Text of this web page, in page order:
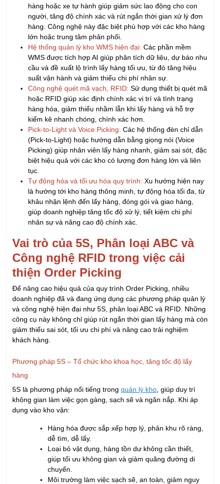
hàng hoặc xe tự hành giúp giảm sức lao động cho con
người, tăng độ chính xác và rút ngắn thời gian xử lý đơn
hàng. Công nghệ này đặc biệt phù hợp với các kho hàng
lớn hoặc trung tâm phân phối.
Hệ thống quản lý kho WMS hiện đại: Các phần mềm
WMS được tích hợp AI giúp phân tích dữ liệu, dự báo nhu
cầu và đề xuất lộ trình lấy hàng tối ưu, từ đó tăng hiệu
suất vận hành và giảm thiểu chi phí nhân sự.
Công nghệ quét mã vạch, RFID: Sử dụng thiết bị quét mã
hoặc RFID giúp xác định chính xác vị trí và tình trạng
hàng hóa, giảm thiểu nhầm lẫn khi lấy hàng và hỗ trợ
kiểm kê nhanh chóng, chính xác hơn.
Pick-to-Light và Voice Picking: Các hệ thống đèn chỉ dẫn
(Pick-to-Light) hoặc hướng dẫn bằng giọng nói (Voice
Picking) giúp nhân viên lấy hàng nhanh, giảm sai sót, đặc
biệt hiệu quả với các kho có lượng đơn hàng lớn và liên
tục.
Tự động hóa và tối ưu hóa quy trình: Xu hướng hiện nay
là hướng tới kho hàng thông minh, tự động hóa tối đa, từ
khâu nhận lệnh đến lấy hàng, đóng gói và giao hàng,
giúp doanh nghiệp tăng tốc độ xử lý, tiết kiệm chi phí
nhân sự và nâng cao độ chính xác.
Vai trò của 5S, Phân loại ABC và
Công nghệ RFID trong việc cải
thiện Order Picking
Để nâng cao hiệu quả của quy trình Order Picking, nhiều
doanh nghiệp đã và đang ứng dụng các phương pháp quản lý
và công nghệ hiện đại như 5S, phân loại ABC và RFID. Những
công cụ này không chỉ giúp rút ngắn thời gian lấy hàng mà còn
giảm thiểu sai sót, tối ưu chi phí và nâng cao trải nghiệm
khách hàng.
Phương pháp 5S – Tổ chức kho khoa học, tăng tốc độ lấy
hàng
5S là phương pháp nổi tiếng trong quản lý kho , giúp duy trì
không gian làm việc gọn gàng, sạch sẽ và ngăn nắp. Khi áp
dụng vào kho vận:
Hàng hóa được sắp xếp hợp lý, phân khu rõ ràng,
dễ tìm, dễ lấy.
Loại bỏ vật dụng, hàng tồn dư không cần thiết,
giúp tối ưu không gian và giảm quãng đường di
chuyển.
Môi trường làm việc sạch sẽ, an toàn, giảm nguy